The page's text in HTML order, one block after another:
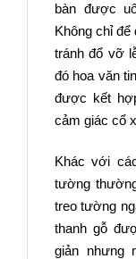
bàn được
Không chỉ để
tránh đổ vỡ
đó hoa văn
được kết
cảm giác cổ
Khác với
tường
treo tường
thanh gỗ
giản nhưng